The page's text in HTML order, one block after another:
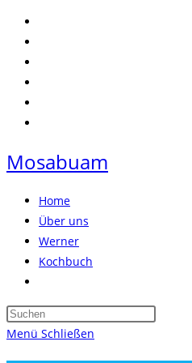
Zum
Inhalt
springen
Mosabuam
Home
Über uns
Werner
Kochbuch
umschalten
Press
Menü Schließen